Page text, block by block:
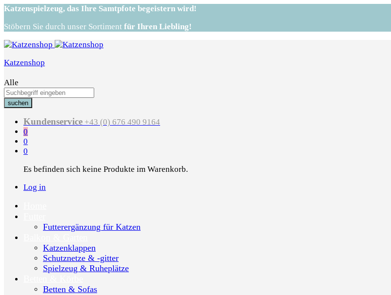
Katzenspielzeug, das Ihre Samtpfote begeistern wird!
Stöbern Sie durch unser Sortiment für Ihren Liebling!
Katzenshop
Alle
suchen
Kundenservice +43 (0) 676 490 9164
0
0
0
Es befinden sich keine Produkte im Warenkorb.
Log in
Futterergänzung für Katzen
Katzenklappen
Schutznetze & -gitter
Spielzeug & Ruheplätze
Betten & Sofas